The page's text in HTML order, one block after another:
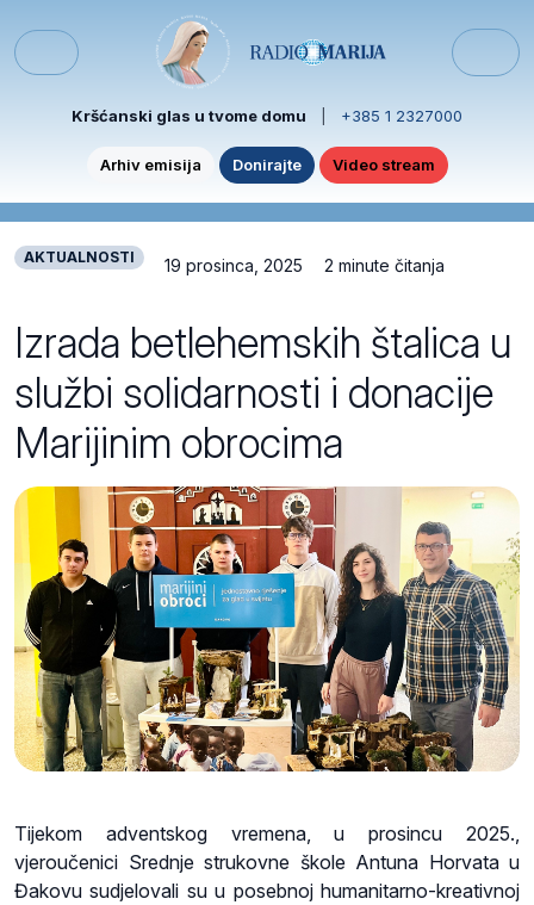
Menu
Kršćanski glas u tvome domu +385 1 2327000
Arhiv emisija Donirajte Video stream
AKTUALNOSTI 19 prosinca, 2025 2 minute čitanja
Izrada betlehemskih štalica u
službi solidarnosti i donacije
Marijinim obrocima
Tijekom adventskog vremena, u prosincu 2025.,
vjeroučenici Srednje strukovne škole Antuna Horvata u
Đakovu sudjelovali su u posebnoj humanitarno-kreativnoj